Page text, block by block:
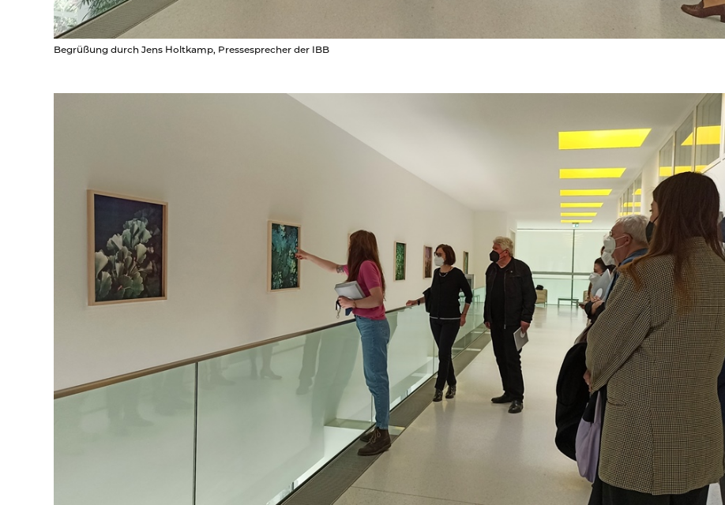
Begrüßung durch Jens Holtkamp, Pressesprecher der IBB